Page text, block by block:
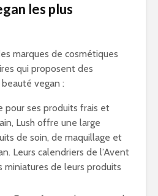
les plus
marques de cosmétiques
qui proposent des
vegan :
pour ses produits frais et
Lush offre une large
de soin, de maquillage et
Leurs calendriers de l’Avent
de leurs produits